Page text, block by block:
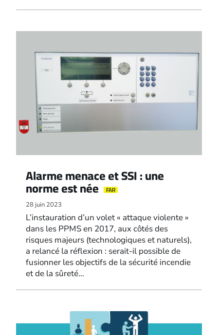
Alarme menace et SSI : une
norme est née FAR
28 juin 2023
L’instauration d’un volet « attaque violente »
dans les PPMS en 2017, aux côtés des
risques majeurs (technologiques et naturels),
a relancé la réflexion : serait-il possible de
fusionner les objectifs de la sécurité incendie
et de la sûreté…